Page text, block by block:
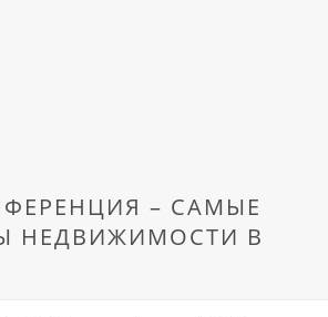
– САМЫЕ
НЕДВИЖИМОСТИ В